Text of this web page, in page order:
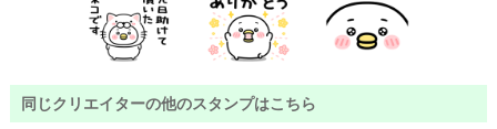
同じクリエイターの他のスタンプはこちら